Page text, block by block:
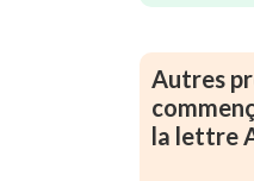
Autres
la lettre